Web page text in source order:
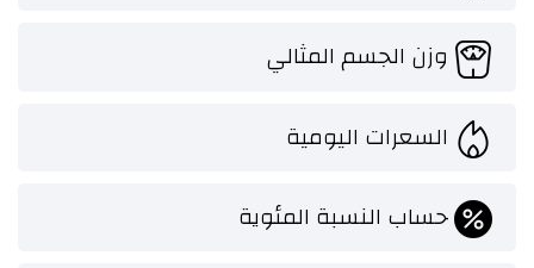
وزن الجسم المثالي
السعرات اليومية
حساب النسبة المئوية